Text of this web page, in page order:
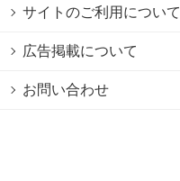
サイトのご利用について
広告掲載について
お問い合わせ